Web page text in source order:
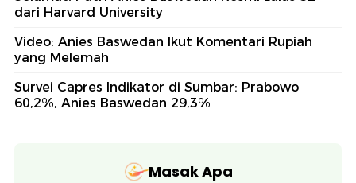
dari Harvard University
Video: Anies Baswedan Ikut Komentari Rupiah
yang Melemah
Survei Capres Indikator di Sumbar: Prabowo
60,2%, Anies Baswedan 29,3%
Masak Apa